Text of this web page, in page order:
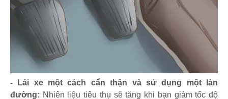
- Lái xe một cách cẩn thận và sử dụng một làn
đường: Nhiên liệu tiêu thụ sẽ tăng khi bạn giảm tốc độ